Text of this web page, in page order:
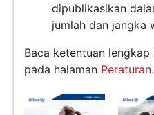
dipublikasikan
jumlah dan jangka
Baca ketentuan
pada halaman Peraturan.